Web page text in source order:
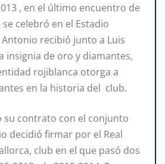
, en el último encuentro de
celebró en el Estadio
recibió junto a Luis
insignia de oro y diamantes,
rojiblanca otorga a
en la historia del club.
su contrato con el conjunto
decidió firmar por el Real
club en el que pasó dos